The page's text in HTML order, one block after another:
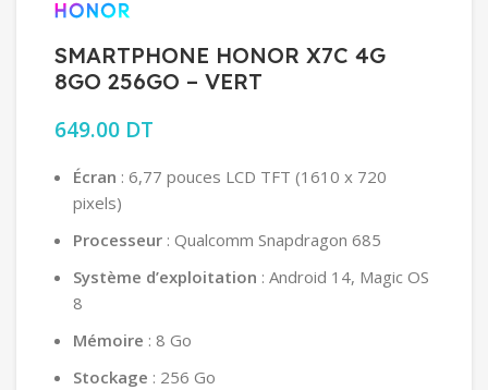
SMARTPHONE HONOR X7C 4G
8GO 256GO – VERT
649.00 DT
Écran : 6,77 pouces LCD TFT (1610 x 720
pixels)
Processeur : Qualcomm Snapdragon 685
Système d’exploitation : Android 14, Magic OS
8
Mémoire : 8 Go
Stockage : 256 Go